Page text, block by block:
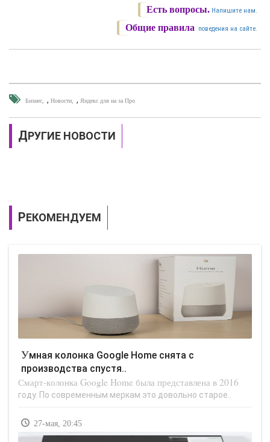
Есть вопросы. Напишите нам.
Общие правила поведения на сайте.
Бизнес , Новости , Яндекс для на за Про
ДРУГИЕ НОВОСТИ
РЕКОМЕНДУЕМ
Умная колонка Google Home снята с
производства спустя..
Смарт-колонка Google Home была представлена в 2016
году. По современным меркам это довольно старое..
27-мая, 20:45